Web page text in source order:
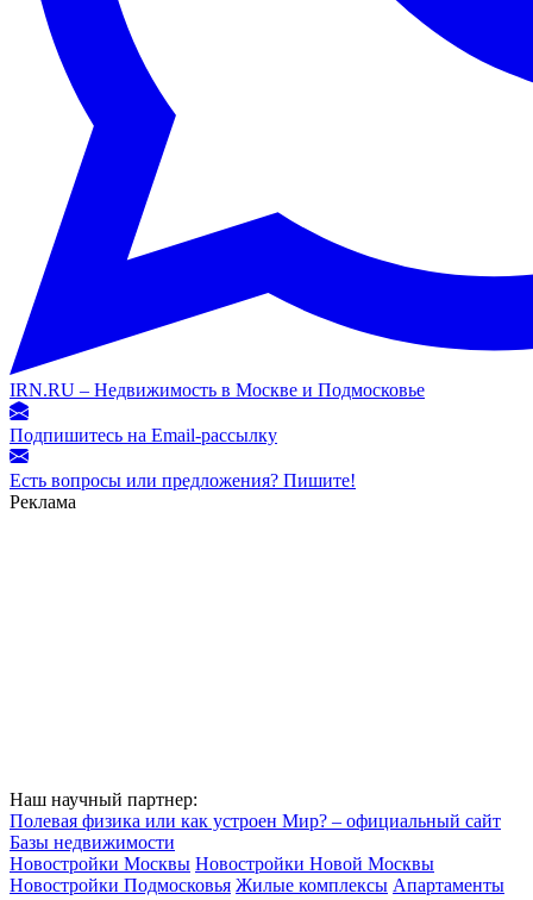
IRN.RU – Недвижимость в Москве и Подмосковье
Подпишитесь на Email-рассылку
Есть вопросы или предложения? Пишите!
Реклама
Наш научный партнер:
Полевая физика или как устроен Мир? – официальный сайт
Базы недвижимости
Новостройки Москвы Новостройки Новой Москвы
Новостройки Подмосковья Жилые комплексы Апартаменты